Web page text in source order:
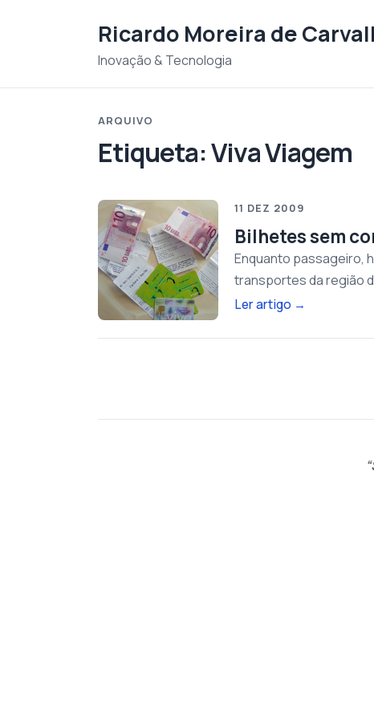
Ricardo Moreira de
Inovação & Tecnologia
ARQUIVO
Etiqueta:Viva Viagem
11 DEZ 2009
Bilhetes sem
Enquanto passageiro,
transportes da região
Ler artigo →